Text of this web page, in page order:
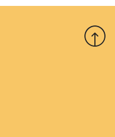
Nach